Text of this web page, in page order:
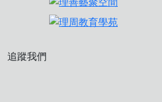
追蹤我們